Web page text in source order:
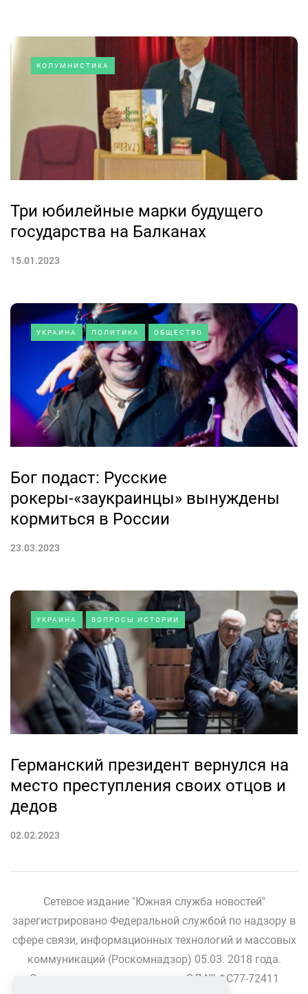
КОЛУМНИСТИКА
Три юбилейные марки будущего
государства на Балканах
15.01.2023
УКРАИНА ПОЛИТИКА ОБЩЕСТВО
Бог подаст: Русские
рокеры-«заукраинцы» вынуждены
кормиться в России
23.03.2023
УКРАИНА ВОПРОСЫ ИСТОРИИ
Германский президент вернулся на
место преступления своих отцов и
дедов
02.02.2023
Сетевое издание "Южная служба новостей"
зарегистрировано Федеральной службой по надзору в
сфере связи, информационных технологий и массовых
коммуникаций (Роскомнадзор) 05.03. 2018 года.
Свидетельство о регистрации ЭЛ № ФС77-72411